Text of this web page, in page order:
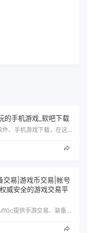
的手机游戏_软吧下载
软吧为广大用户提供各种类型的手机软件、手机游戏下载，在这里你可以看到新鲜的手游资讯第一时间了解到游戏动态，同时还有精品攻略、手机教程…
交易|游戏币交易|帐号
威安全的游戏交易平
国内具有影响力的网络游戏交易平台\uff0c提供手游交易、装备交易、游戏帐号交易、游戏币交易、游戏金币交易、点卡、游戏点券交易、游戏…